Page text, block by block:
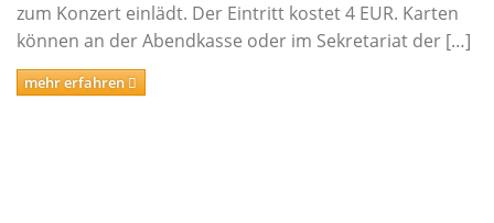
Holzblasinstrumente
Schlagwerk/Perkussion
Sonstige Instrumente
zum Konzert einlädt. Der Eintritt kostet 4 EUR. Karten
können an der Abendkasse oder im Sekretariat der […]
mehr erfahren